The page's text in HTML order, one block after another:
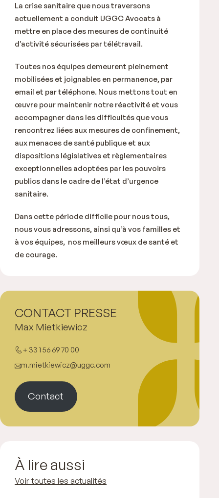
La crise sanitaire que nous traversons
actuellement a conduit UGGC Avocats à
mettre en place des mesures de continuité
d’activité sécurisées par télétravail.
Toutes nos équipes demeurent pleinement
mobilisées et joignables en permanence, par
email et par téléphone. Nous mettons tout en
œuvre pour maintenir notre réactivité et vous
accompagner dans les difficultés que vous
rencontrez liées aux mesures de confinement,
aux menaces de santé publique et aux
dispositions législatives et règlementaires
exceptionnelles adoptées par les pouvoirs
publics dans le cadre de l’état d’urgence
sanitaire.
Dans cette période difficile pour nous tous,
nous vous adressons, ainsi qu’à vos familles et
à vos équipes, nos meilleurs vœux de santé et
de courage.
Max Mietkiewicz
+ 33 1 56 69 70 00
m.mietkiewicz@uggc.com
Contact
CONTACT PRESSE
À lire aussi
Voir toutes les actualités